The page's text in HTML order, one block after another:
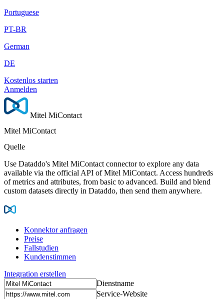
Portuguese
PT-BR
German
DE
Kostenlos starten
Anmelden
Mitel MiContact
Mitel MiContact
Quelle
Use Dataddo's Mitel MiContact connector to explore any data
available via the official API of Mitel MiContact. Access hundreds
of metrics and attributes, from basic to advanced. Build and blend
custom datasets directly in Dataddo, then send them anywhere.
Konnektor anfragen
Preise
Fallstudien
Kundenstimmen
Integration erstellen
Dienstname
Service-Website